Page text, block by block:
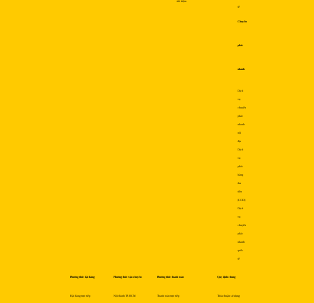
tiết kiệm
tế
Chuyển
phát
nhanh
Dịch
vụ
chuyển
phát
nhanh
nội
địa
Dịch
vụ
phát
hàng
thu
tiền
(COD)
Dịch
vụ
chuyển
phát
nhanh
quốc
tế
Phương thức đặt hàng
Đặt hàng trực tiếp
Phương thức vận chuyển
Nội thành TP.HCM
Phương thức thanh toán
Thanh toán trực tiếp
Quy định chung
Thỏa thuận sử dụng